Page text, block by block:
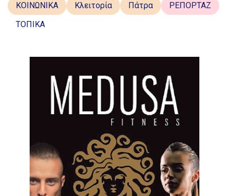
ΚΟΙΝΩΝΙΚΑ
Κλειτορία Πάτρα
ΡΕΠΟΡΤΑΖ
ΤΟΠΙΚΑ